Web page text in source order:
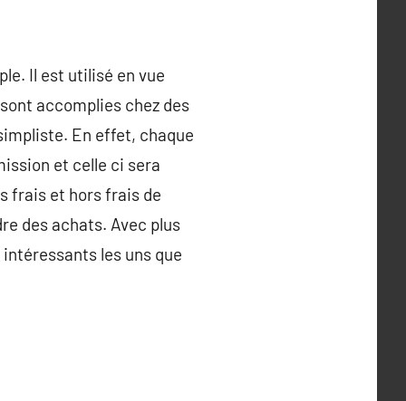
Il est utilisé en vue
sont accomplies chez des
En effet, chaque
et celle ci sera
frais et hors frais de
des achats. Avec plus
les uns que